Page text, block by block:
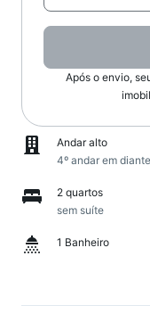
Após o envio,
Andar alto
4º andar em diante
2 quartos
sem suíte
1 Banheiro